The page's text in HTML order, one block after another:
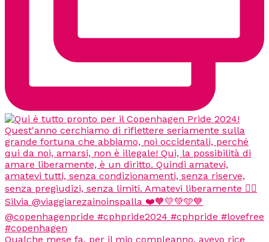
Qualche mese fa, per il mio compleanno, avevo rice